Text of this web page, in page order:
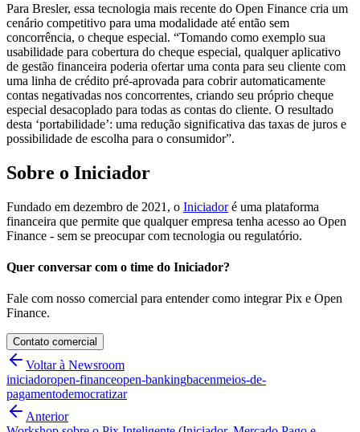
Para Bresler, essa tecnologia mais recente do Open Finance cria um
cenário competitivo para uma modalidade até então sem
concorrência, o cheque especial. “Tomando como exemplo sua
usabilidade para cobertura do cheque especial, qualquer aplicativo
de gestão financeira poderia ofertar uma conta para seu cliente com
uma linha de crédito pré-aprovada para cobrir automaticamente
contas negativadas nos concorrentes, criando seu próprio cheque
especial desacoplado para todas as contas do cliente. O resultado
desta ‘portabilidade’: uma redução significativa das taxas de juros e
possibilidade de escolha para o consumidor”.
Sobre o Iniciador
Fundado em dezembro de 2021, o Iniciadoré uma plataforma
financeira que permite que qualquer empresa tenha acesso ao Open
Finance - sem se preocupar com tecnologia ou regulatório.
Quer conversar com o time do Iniciador?
Fale com nosso comercial para entender como integrar Pix e Open
Finance.
Contato comercial
Voltar à Newsroom
iniciadoropen-financeopen-bankingbacenmeios-de-
pagamentodemocratizar
Anterior